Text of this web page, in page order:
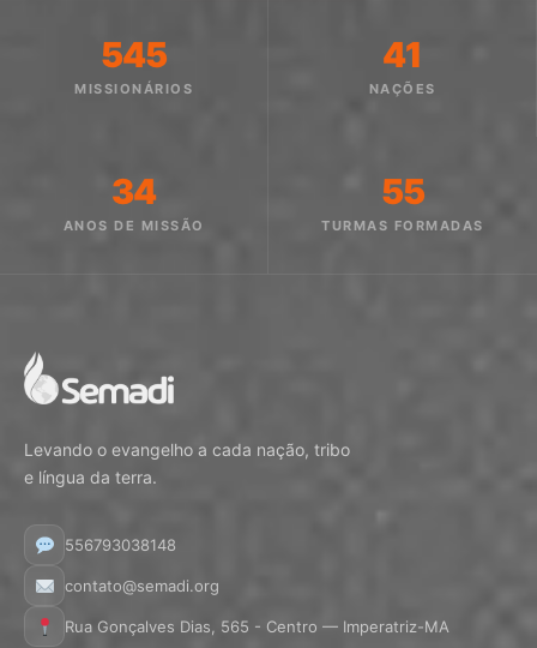
545
MISSIONÁRIOS
41
NAÇÕES
34
ANOS DE MISSÃO
55
TURMAS FORMADAS
Levando o evangelho a cada nação, tribo
e língua da terra.
556793038148
contato@semadi.org
Rua Gonçalves Dias, 565 - Centro — Imperatriz-MA